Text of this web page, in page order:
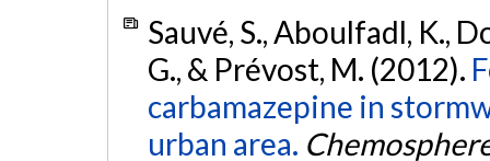
Sauvé, S., Aboulfadl, K.,
G., & Prévost, M. (2012).
carbamazepine in
urban area.